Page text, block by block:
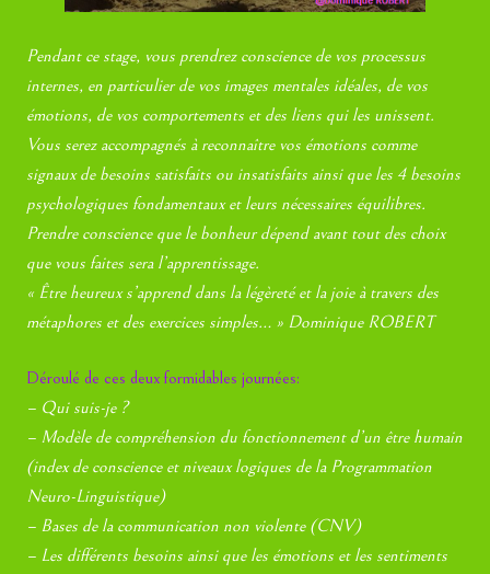
Pendant ce stage, vous prendrez conscience de vos processus
internes, en particulier de vos images mentales idéales, de vos
émotions, de vos comportements et des liens qui les unissent.
Vous serez accompagnés à reconnaître vos émotions comme
signaux de besoins satisfaits ou insatisfaits ainsi que les 4 besoins
psychologiques fondamentaux et leurs nécessaires équilibres.
Prendre conscience que le bonheur dépend avant tout des choix
que vous faites sera l’apprentissage.
« Être heureux s’apprend dans la légèreté et la joie à travers des
métaphores et des exercices simples… » Dominique ROBERT
Déroulé de ces deux formidables journées:
– Qui suis-je ?
– Modèle de compréhension du fonctionnement d’un être humain
(index de conscience et niveaux logiques de la Programmation
Neuro-Linguistique)
– Bases de la communication non violente (CNV)
– Les différents besoins ainsi que les émotions et les sentiments